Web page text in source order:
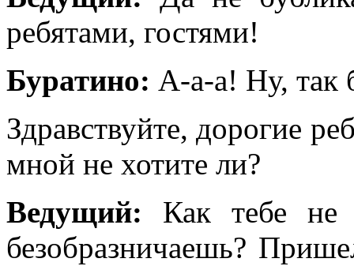
ребятами, гостями!
Буратино: А-а-а! Ну, так
Здравствуйте, дорогие
мной не хотите ли?
Ведущий: Как тебе не
безобразничаешь?